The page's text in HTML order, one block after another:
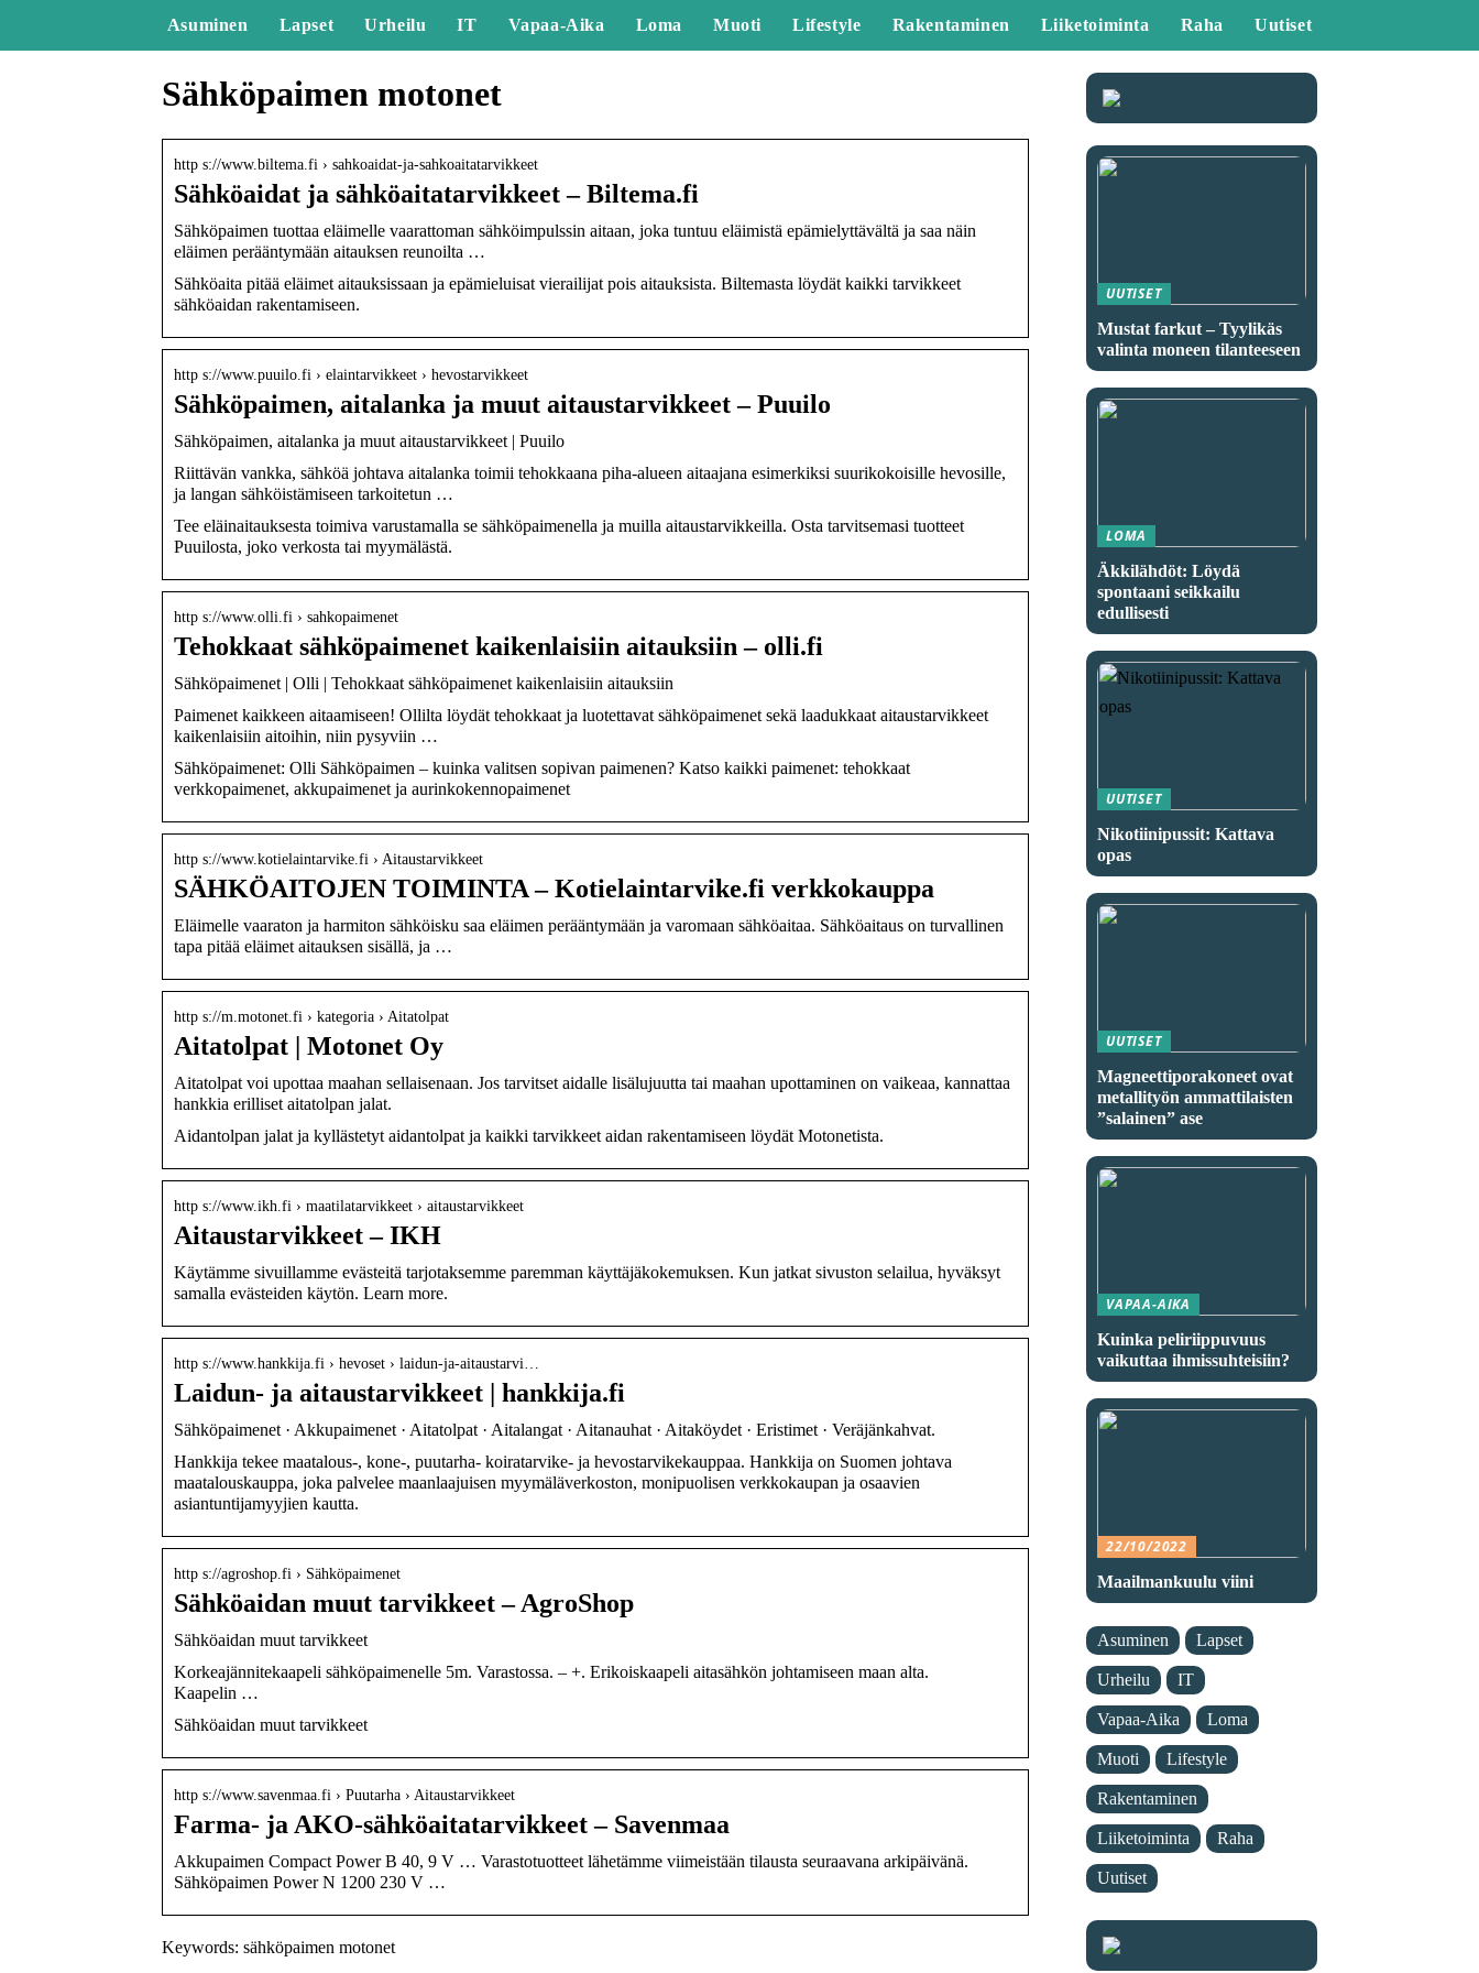
Asuminen Lapset Urheilu IT Vapaa-Aika Loma Muoti Lifestyle Rakentaminen Liiketoiminta Raha Uutiset
Sähköpaimen motonet
http s://www.biltema.fi › sahkoaidat-ja-sahkoaitatarvikkeet
Sähköaidat ja sähköaitatarvikkeet – Biltema.fi
Sähköpaimen tuottaa eläimelle vaarattoman sähköimpulssin aitaan, joka tuntuu eläimistä epämielyttävältä ja saa näin
eläimen perääntymään aitauksen reunoilta …
Sähköaita pitää eläimet aitauksissaan ja epämieluisat vierailijat pois aitauksista. Biltemasta löydät kaikki tarvikkeet
sähköaidan rakentamiseen.
http s://www.puuilo.fi › elaintarvikkeet › hevostarvikkeet
Sähköpaimen, aitalanka ja muut aitaustarvikkeet – Puuilo
Sähköpaimen, aitalanka ja muut aitaustarvikkeet | Puuilo
Riittävän vankka, sähköä johtava aitalanka toimii tehokkaana piha-alueen aitaajana esimerkiksi suurikokoisille hevosille,
ja langan sähköistämiseen tarkoitetun …
Tee eläinaitauksesta toimiva varustamalla se sähköpaimenella ja muilla aitaustarvikkeilla. Osta tarvitsemasi tuotteet
Puuilosta, joko verkosta tai myymälästä.
http s://www.olli.fi › sahkopaimenet
Tehokkaat sähköpaimenet kaikenlaisiin aitauksiin – olli.fi
Sähköpaimenet | Olli | Tehokkaat sähköpaimenet kaikenlaisiin aitauksiin
Paimenet kaikkeen aitaamiseen! Ollilta löydät tehokkaat ja luotettavat sähköpaimenet sekä laadukkaat aitaustarvikkeet
kaikenlaisiin aitoihin, niin pysyviin …
Sähköpaimenet: Olli Sähköpaimen – kuinka valitsen sopivan paimenen? Katso kaikki paimenet: tehokkaat
verkkopaimenet, akkupaimenet ja aurinkokennopaimenet
http s://www.kotielaintarvike.fi › Aitaustarvikkeet
SÄHKÖAITOJEN TOIMINTA – Kotielaintarvike.fi verkkokauppa
Eläimelle vaaraton ja harmiton sähköisku saa eläimen perääntymään ja varomaan sähköaitaa. Sähköaitaus on turvallinen
tapa pitää eläimet aitauksen sisällä, ja …
http s://m.motonet.fi › kategoria › Aitatolpat
Aitatolpat | Motonet Oy
Aitatolpat voi upottaa maahan sellaisenaan. Jos tarvitset aidalle lisälujuutta tai maahan upottaminen on vaikeaa, kannattaa
hankkia erilliset aitatolpan jalat.
Aidantolpan jalat ja kyllästetyt aidantolpat ja kaikki tarvikkeet aidan rakentamiseen löydät Motonetista.
http s://www.ikh.fi › maatilatarvikkeet › aitaustarvikkeet
Aitaustarvikkeet – IKH
Käytämme sivuillamme evästeitä tarjotaksemme paremman käyttäjäkokemuksen. Kun jatkat sivuston selailua, hyväksyt
samalla evästeiden käytön. Learn more.
http s://www.hankkija.fi › hevoset › laidun-ja-aitaustarvi…
Laidun- ja aitaustarvikkeet | hankkija.fi
Sähköpaimenet · Akkupaimenet · Aitatolpat · Aitalangat · Aitanauhat · Aitaköydet · Eristimet · Veräjänkahvat.
Hankkija tekee maatalous-, kone-, puutarha- koiratarvike- ja hevostarvikekauppaa. Hankkija on Suomen johtava
maatalouskauppa, joka palvelee maanlaajuisen myymäläverkoston, monipuolisen verkkokaupan ja osaavien
asiantuntijamyyjien kautta.
http s://agroshop.fi › Sähköpaimenet
Sähköaidan muut tarvikkeet – AgroShop
Sähköaidan muut tarvikkeet
Korkeajännitekaapeli sähköpaimenelle 5m. Varastossa. – +. Erikoiskaapeli aitasähkön johtamiseen maan alta.
Kaapelin …
Sähköaidan muut tarvikkeet
http s://www.savenmaa.fi › Puutarha › Aitaustarvikkeet
Farma- ja AKO-sähköaitatarvikkeet – Savenmaa
Akkupaimen Compact Power B 40, 9 V … Varastotuotteet lähetämme viimeistään tilausta seuraavana arkipäivänä.
Sähköpaimen Power N 1200 230 V …
Keywords: sähköpaimen motonet
UUTISET
Mustat farkut – Tyylikäs
valinta moneen tilanteeseen
LOMA
Äkkilähdöt: Löydä
spontaani seikkailu
edullisesti
UUTISET
Nikotiinipussit: Kattava
opas
UUTISET
Magneettiporakoneet ovat
metallityön ammattilaisten
”salainen” ase
VAPAA-AIKA
Kuinka peliriippuvuus
vaikuttaa ihmissuhteisiin?
22/10/2022
Maailmankuulu viini
Asuminen Lapset
Urheilu IT
Vapaa-Aika Loma
Muoti Lifestyle
Rakentaminen
Liiketoiminta Raha
Uutiset